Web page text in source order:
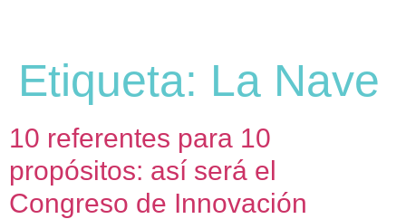
Etiqueta: La Nave
10 referentes para 10
propósitos: así será el
Congreso de Innovación